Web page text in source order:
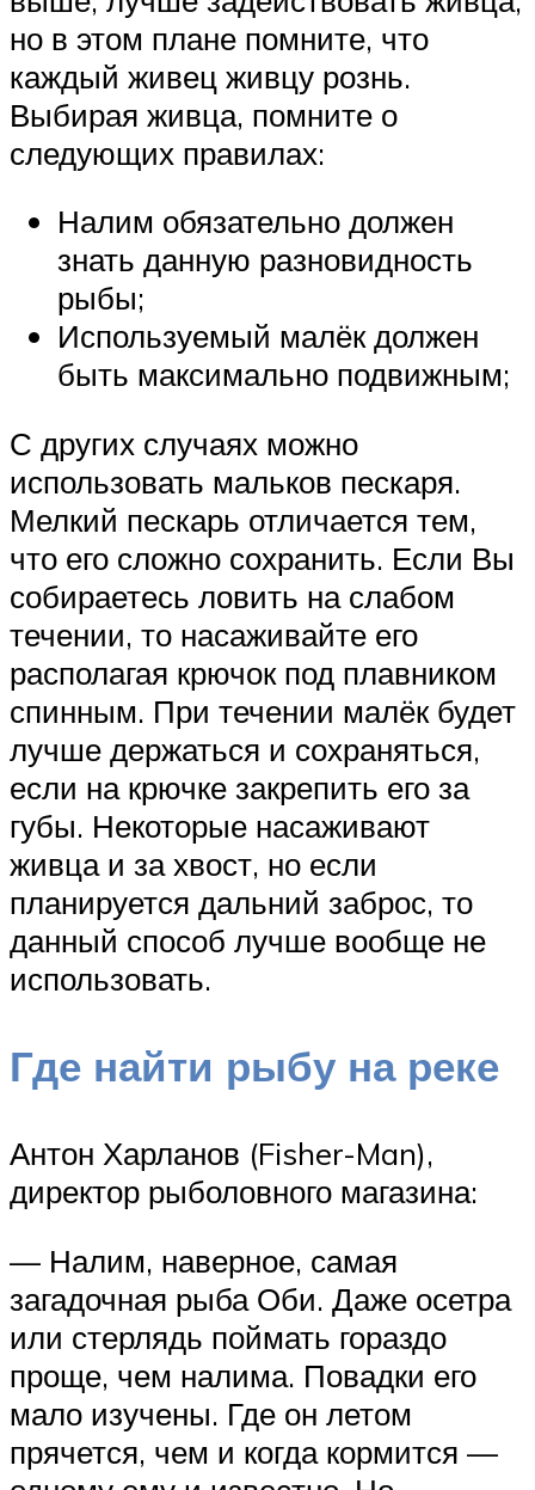
но в этом плане помните, что
каждый живец живцу рознь.
Выбирая живца, помните о
следующих правилах:
Налим обязательно должен
знать данную разновидность
рыбы;
Используемый малёк должен
быть максимально подвижным;
С других случаях можно
использовать мальков пескаря.
Мелкий пескарь отличается тем,
что его сложно сохранить. Если Вы
собираетесь ловить на слабом
течении, то насаживайте его
располагая крючок под плавником
спинным. При течении малёк будет
лучше держаться и сохраняться,
если на крючке закрепить его за
губы. Некоторые насаживают
живца и за хвост, но если
планируется дальний заброс, то
данный способ лучше вообще не
использовать.
Где найти рыбу на реке
Антон Харланов (Fisher-Man),
директор рыболовного магазина:
— Налим, наверное, самая
загадочная рыба Оби. Даже осетра
или стерлядь поймать гораздо
проще, чем налима. Повадки его
мало изучены. Где он летом
прячется, чем и когда кормится —